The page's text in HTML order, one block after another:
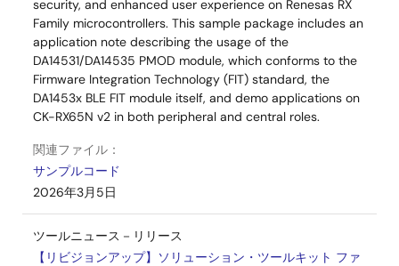
security, and enhanced user experience on Renesas RX
Family microcontrollers. This sample package includes an
application note describing the usage of the
DA14531/DA14535 PMOD module, which conforms to the
Firmware Integration Technology (FIT) standard, the
DA1453x BLE FIT module itself, and demo applications on
CK-RX65N v2 in both peripheral and central roles.
関連ファイル：
サンプルコード
2026年3月5日
ツールニュース－リリース
【リビジョンアップ】ソリューション・ツールキット ファ